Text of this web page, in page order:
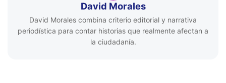
David Morales
David Morales combina criterio editorial y narrativa
periodística para contar historias que realmente afectan a
la ciudadanía.